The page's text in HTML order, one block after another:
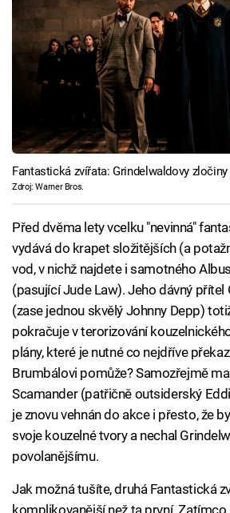
Fantastická zvířata: Grindelwaldovy zločiny
Zdroj: Warner Bros.
Před dvěma lety vcelku "nevinná"
vydává do krapet složitějších (a
vod, v nichž najdete i samotného
(pasující Jude Law). Jeho dávný přítel
(zase jednou skvělý Johnny Depp)
pokračuje v terorizování
plány, které je nutné co nejdříve
Brumbálovi pomůže? Samozřejmě
Scamander (patřičně outsiderský
je znovu vehnán do akce i přesto, že
svoje kouzelné tvory a nechal
povolanějšímu.
Jak možná tušíte, druhá Fantastická
komplikovanější než ta první.